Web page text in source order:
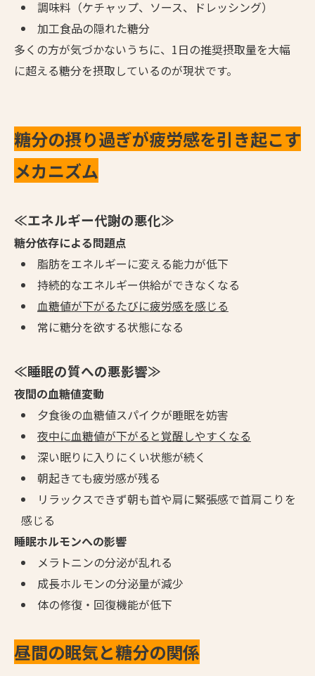
調味料（ケチャップ、ソース、ドレッシング）
加工食品の隠れた糖分
多くの方が気づかないうちに、1日の推奨摂取量を大幅
に超える糖分を摂取しているのが現状です。
糖分の摂り過ぎが疲労感を引き起こす
メカニズム
≪エネルギー代謝の悪化≫
糖分依存による問題点
脂肪をエネルギーに変える能力が低下
持続的なエネルギー供給ができなくなる
血糖値が下がるたびに疲労感を感じる
常に糖分を欲する状態になる
≪睡眠の質への悪影響≫
夜間の血糖値変動
夕食後の血糖値スパイクが睡眠を妨害
夜中に血糖値が下がると覚醒しやすくなる
深い眠りに入りにくい状態が続く
朝起きても疲労感が残る
リラックスできず朝も首や肩に緊張感で首肩こりを
感じる
睡眠ホルモンへの影響
メラトニンの分泌が乱れる
成長ホルモンの分泌量が減少
体の修復・回復機能が低下
昼間の眠気と糖分の関係